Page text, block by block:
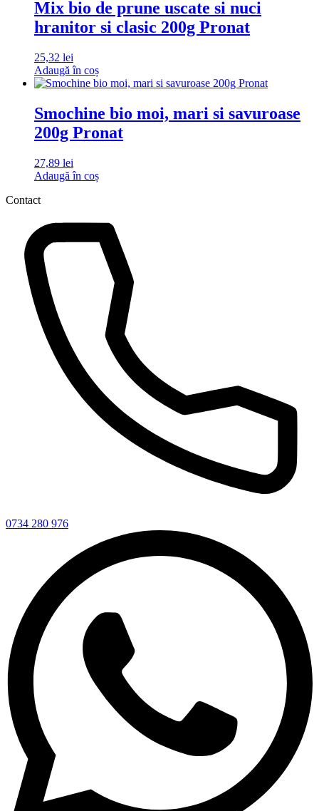
Mix bio de prune uscate si nuci
hranitor si clasic 200g Pronat
25,32 lei
Adaugă în coș
Smochine bio moi, mari si savuroase
200g Pronat
27,89 lei
Adaugă în coș
Contact
0734 280 976